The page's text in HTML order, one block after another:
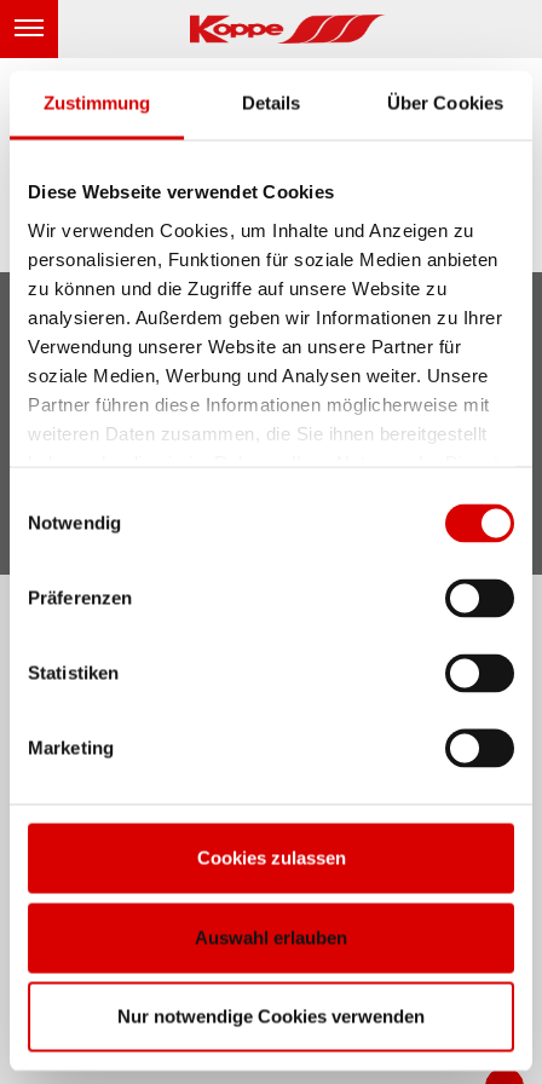
Zustimmung Details Über Cookies
Diese Webseite verwendet Cookies
Wir verwenden Cookies, um Inhalte und Anzeigen zu
personalisieren, Funktionen für soziale Medien anbieten
zu können und die Zugriffe auf unsere Website zu
analysieren. Außerdem geben wir Informationen zu Ihrer
Verwendung unserer Website an unsere Partner für
soziale Medien, Werbung und Analysen weiter. Unsere
Partner führen diese Informationen möglicherweise mit
weiteren Daten zusammen, die Sie ihnen bereitgestellt
Cookies, wenn Sie unsere Webseite weiterhin nutzen.
Notwendig
Präferenzen
Statistiken
Marketing
Cookies zulassen
Auswahl erlauben
Nur notwendige Cookies verwenden
zurück
zurück
KONTAKT IMPRESSUM DATENSCHUTZ
AGB
SOCIAL MEDIA